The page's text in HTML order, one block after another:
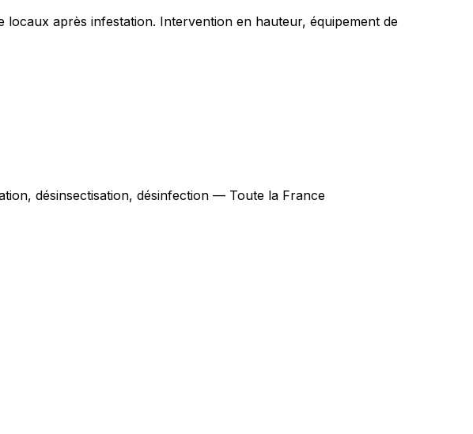
après infestation. Intervention en hauteur, équipement de
désinsectisation, désinfection — Toute la France